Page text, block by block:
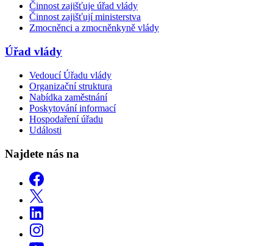
Činnost zajišťuje úřad vlády
Činnost zajišťují ministerstva
Zmocněnci a zmocněnkyně vlády
Úřad vlády
Vedoucí Úřadu vlády
Organizační struktura
Nabídka zaměstnání
Poskytování informací
Hospodaření úřadu
Události
Najdete nás na